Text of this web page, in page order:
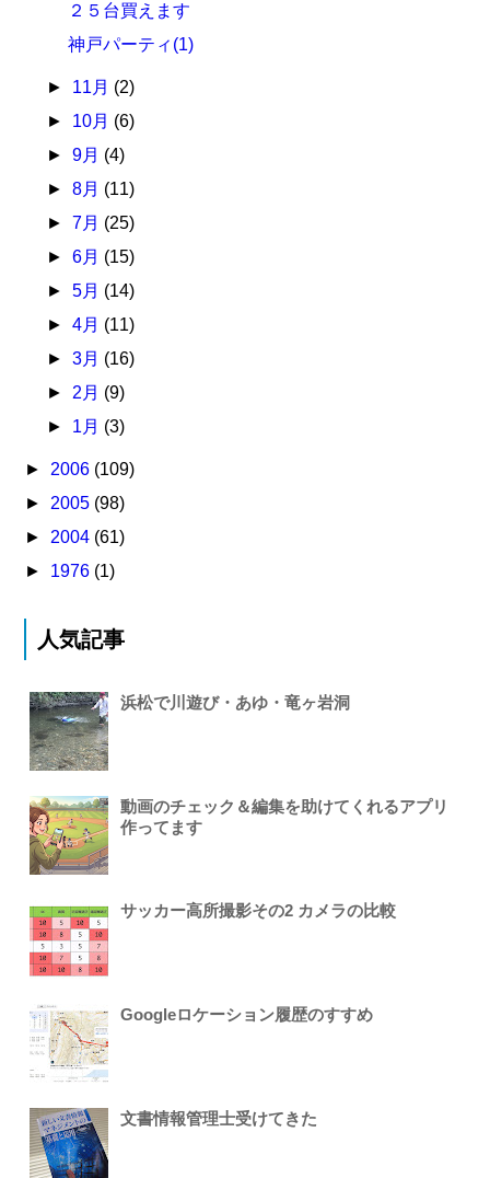
２５台買えます
神戸パーティ(1)
► 11月 (2)
► 10月 (6)
► 9月 (4)
► 8月 (11)
► 7月 (25)
► 6月 (15)
► 5月 (14)
► 4月 (11)
► 3月 (16)
► 2月 (9)
► 1月 (3)
► 2006 (109)
► 2005 (98)
► 2004 (61)
► 1976 (1)
人気記事
浜松で川遊び・あゆ・竜ヶ岩洞
動画のチェック＆編集を助けてくれるアプリ
作ってます
サッカー高所撮影その2 カメラの比較
Googleロケーション履歴のすすめ
文書情報管理士受けてきた